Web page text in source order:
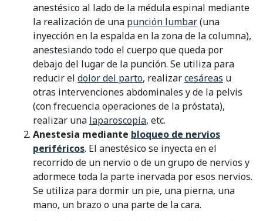
anestésico al lado de la médula espinal mediante
la realización de una punción lumbar(una
inyección en la espalda en la zona de la columna),
anestesiando todo el cuerpo que queda por
debajo del lugar de la punción. Se utiliza para
reducir el dolor del parto, realizarcesáreas u
otras intervenciones abdominales y de la pelvis
(con frecuencia operaciones de la próstata),
realizar una laparoscopia, etc.
Anestesia mediante bloqueo de nervios
periféricos. El anestésico se inyecta en el
recorrido de un nervio o de un grupo de nervios y
adormece toda la parte inervada por esos nervios.
Se utiliza para dormir un pie, una pierna, una
mano, un brazo o una parte de la cara.